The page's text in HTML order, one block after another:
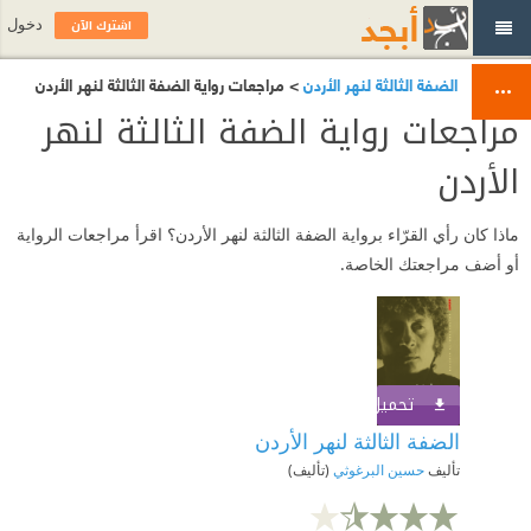
الضفة الثالثة لنهر الأردن> مراجعات رواية الضفة الثالثة لنهر الأردن
مراجعات رواية الضفة الثالثة لنهر
الأردن
ماذا كان رأي القرّاء برواية الضفة الثالثة لنهر الأردن؟ اقرأ مراجعات الرواية
أو أضف مراجعتك الخاصة.
تحميل الكتاب
الضفة الثالثة لنهر الأردن
تأليفحسين البرغوثي (تأليف)
اشترك الآن دخول